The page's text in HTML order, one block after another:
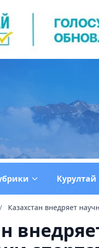
Курултай
/ Казахстан внедряет